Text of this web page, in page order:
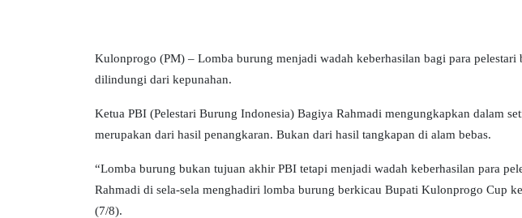
Kulonprogo (PM) – Lomba burung menjadi wadah keberhasilan bagi para pelestari
dilindungi dari kepunahan.
Ketua PBI (Pelestari Burung Indonesia) Bagiya Rahmadi mengungkapkan dalam
merupakan dari hasil penangkaran. Bukan dari hasil tangkapan di alam bebas.
“Lomba burung bukan tujuan akhir PBI tetapi menjadi wadah keberhasilan para
Rahmadi di sela-sela menghadiri lomba burung berkicau Bupati Kulonprogo Cup
(7/8).